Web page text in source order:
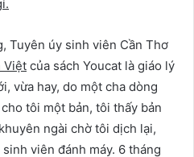
Tuyên úy sinh viên Cần Thơ
Việt của sách Youcat là giáo lý
vừa hay, do một cha dòng
tôi một bản, tôi thấy bản
ngài chờ tôi dịch lại,
viên đánh máy. 6 tháng